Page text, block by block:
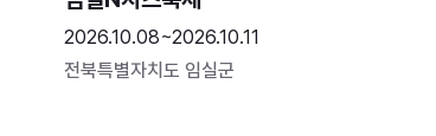
2026.10.08~2026.10.11
전북특별자치도 임실군